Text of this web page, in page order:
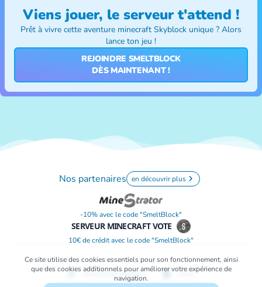
Viens jouer, le serveur t'attend !
Prêt à vivre cette aventure minecraft Skyblock unique ? Alors
lance ton jeu !
REJOINDRE SMELTBLOCK
DÈS MAINTENANT !
Nos partenaires en découvrir plus
-10% avec le code "SmeltBlock"
SERVEUR MINECRAFT VOTE
10€ de crédit avec le code "SmeltBlock"
Mentions légales CGV
Ce site utilise des cookies essentiels pour son fonctionnement, ainsi
que des cookies additionnels pour améliorer votre expérience de
navigation.